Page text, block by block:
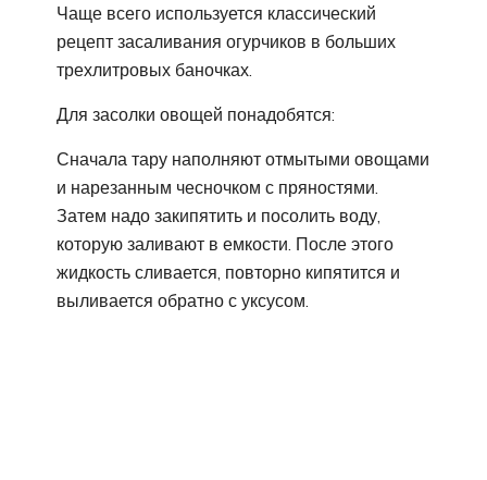
Чаще всего используется классический
рецепт засаливания огурчиков в больших
трехлитровых баночках.
Для засолки овощей понадобятся:
Сначала тару наполняют отмытыми овощами
и нарезанным чесночком с пряностями.
Затем надо закипятить и посолить воду,
которую заливают в емкости. После этого
жидкость сливается, повторно кипятится и
выливается обратно с уксусом.